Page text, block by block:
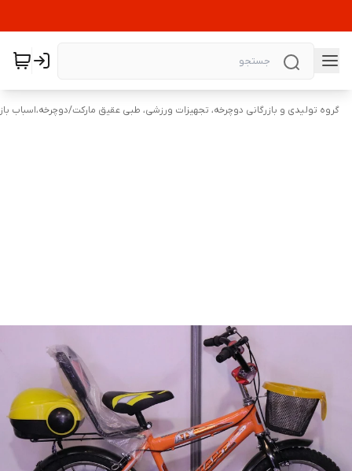
گروه تولیدی و بازرگانی دوچرخه، تجهیزات ورزشی، طبی عقیق مارکت/دوچرخه،اسباب